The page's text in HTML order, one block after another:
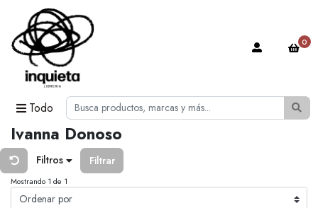
Todo
0
Ivanna Donoso
Filtros Filtrar
Mostrando 1 de 1